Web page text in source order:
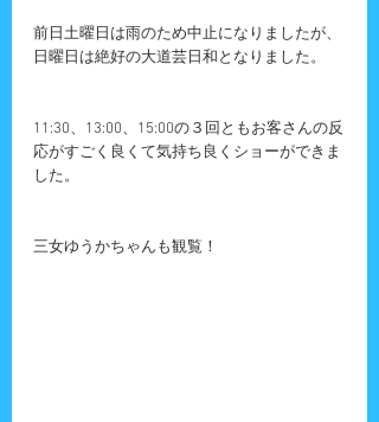
前日土曜日は雨のため中止になりましたが、
日曜日は絶好の大道芸日和となりました。
11:30、13:00、15:00の３回ともお客さんの反
応がすごく良くて気持ち良くショーができま
した。
三女ゆうかちゃんも観覧！